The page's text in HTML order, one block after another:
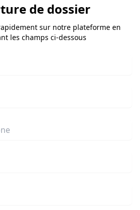
de dossier
sur notre plateforme en
les champs ci-dessous